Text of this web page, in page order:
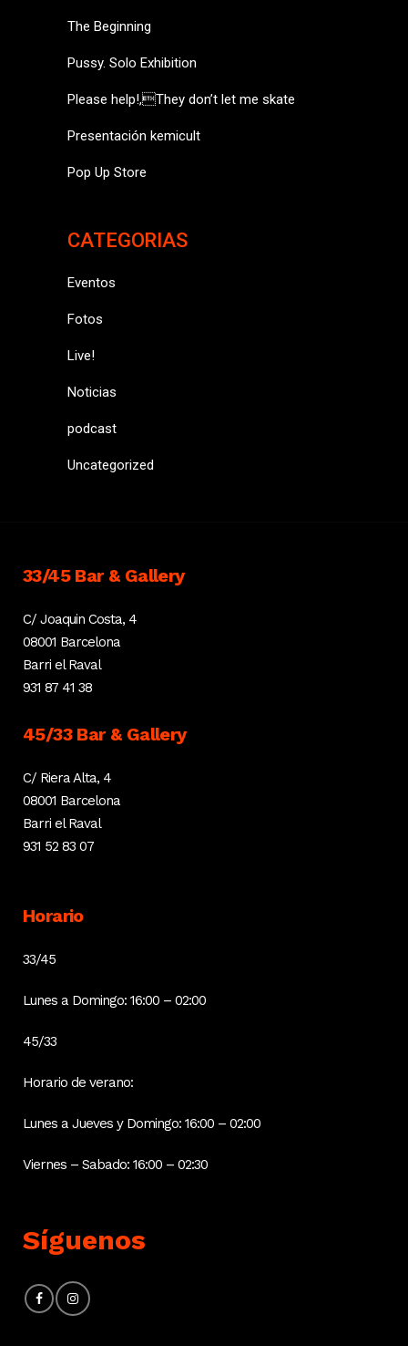
The Beginning
Pussy. Solo Exhibition
Please help!,They don’t let me skate
Presentación kemicult
Pop Up Store
CATEGORIAS
Eventos
Fotos
Live!
Noticias
podcast
Uncategorized
33/45 Bar & Gallery
C/ Joaquin Costa, 4
08001 Barcelona
Barri el Raval
931 87 41 38
45/33 Bar & Gallery
C/ Riera Alta, 4
08001 Barcelona
Barri el Raval
931 52 83 07
Horario
33/45
Lunes a Domingo: 16:00 – 02:00
45/33
Horario de verano:
Lunes a Jueves y Domingo: 16:00 – 02:00
Viernes – Sabado: 16:00 – 02:30
Síguenos